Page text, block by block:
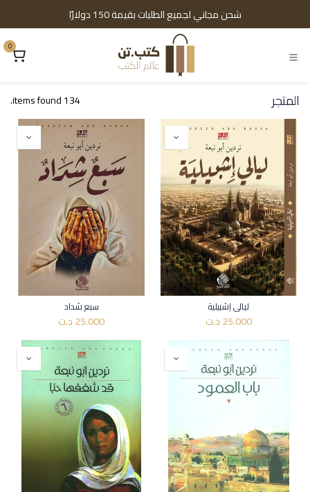
شحن مجاني لجميع الطلبات بقيمة 150 دولارًا
0
المتجر 134 items found.
ليالي إشبيلية
25.000د.ت
سبع شداد
25.000د.ت